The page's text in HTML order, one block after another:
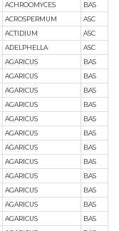
ACHROOMYCES
BAS
ACROSPERMUM
ASC
ACTIDIUM
ASC
ADELPHELLA
ASC
AGARICUS
BAS
AGARICUS
BAS
AGARICUS
BAS
AGARICUS
BAS
AGARICUS
BAS
AGARICUS
BAS
AGARICUS
BAS
AGARICUS
BAS
AGARICUS
BAS
AGARICUS
BAS
AGARICUS
BAS
AGARICUS
BAS